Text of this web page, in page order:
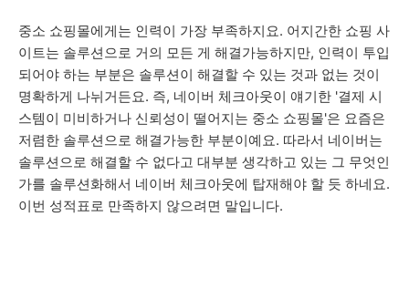
중소 쇼핑몰에게는 인력이 가장 부족하지요. 어지간한 쇼핑 사
이트는 솔루션으로 거의 모든 게 해결가능하지만, 인력이 투입
되어야 하는 부분은 솔루션이 해결할 수 있는 것과 없는 것이
명확하게 나뉘거든요. 즉, 네이버 체크아웃이 얘기한 '결제 시
스템이 미비하거나 신뢰성이 떨어지는 중소 쇼핑몰'은 요즘은
저렴한 솔루션으로 해결가능한 부분이예요. 따라서 네이버는
솔루션으로 해결할 수 없다고 대부분 생각하고 있는 그 무엇인
가를 솔루션화해서 네이버 체크아웃에 탑재해야 할 듯 하네요.
이번 성적표로 만족하지 않으려면 말입니다.